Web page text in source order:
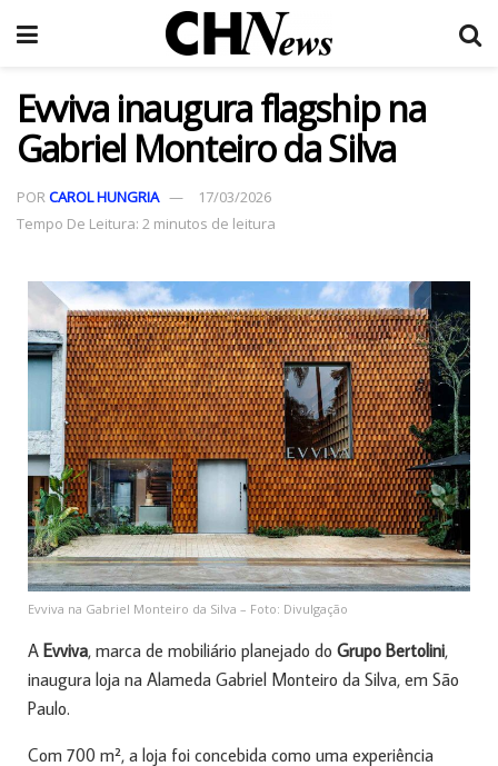
Evviva inaugura flagship na
Gabriel Monteiro da Silva
PORCAROL HUNGRIA
17/03/2026
Tempo De Leitura: 2 minutos de leitura
Evviva na Gabriel Monteiro da Silva – Foto: Divulgação
A Evviva, marca de mobiliário planejado do Grupo Bertolini,
inaugura loja na Alameda Gabriel Monteiro da Silva, em São
Paulo.
Com 700 m², a loja foi concebida como uma experiência